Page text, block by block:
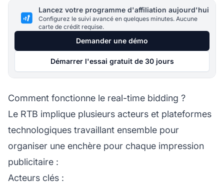
Lancez votre programme d'affiliation aujourd'hui
Configurez le suivi avancé en quelques minutes. Aucune
carte de crédit requise.
Demander une démo
Démarrer l'essai gratuit de 30 jours
Comment fonctionne le real-time bidding ?
Le RTB implique plusieurs acteurs et plateformes
technologiques travaillant ensemble pour
organiser une enchère pour chaque impression
publicitaire :
Acteurs clés :